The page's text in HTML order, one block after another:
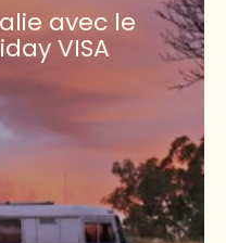
avec le
VISA